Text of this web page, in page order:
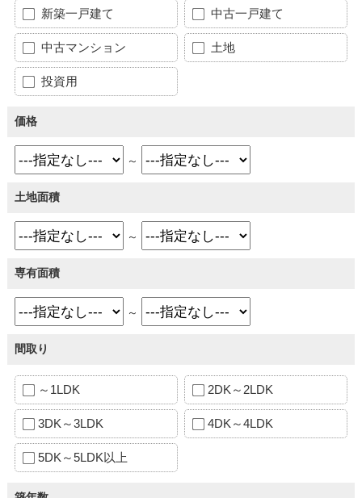
新築一戸建て 中古一戸建て
中古マンション 土地
投資用
価格
～
土地面積
～
専有面積
～
間取り
～1LDK 2DK～2LDK
3DK～3LDK 4DK～4LDK
5DK～5LDK以上